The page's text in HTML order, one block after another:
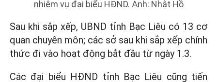
nhiệm vụ đại biểu HĐND. Ảnh: Nhật Hồ
Sau khi sắp xếp, UBND tỉnh Bạc Liêu có 13 cơ
quan chuyên môn; các sở sau khi sắp xếp chính
thức đi vào hoạt động bắt đầu từ ngày 1.3.
Các đại biểu HĐND tỉnh Bạc Liêu cũng tiến